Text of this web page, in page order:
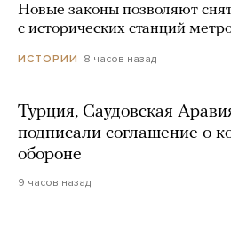
Новые законы позволяют
с исторических станций
ИСТОРИИ 8 часов назад
Турция, Саудовская
подписали соглашение о
обороне
9 часов назад